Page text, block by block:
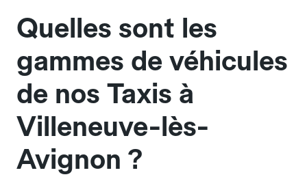
Quelles sont les
gammes de véhicules
de nos Taxis à
Villeneuve-lès-
Avignon ?